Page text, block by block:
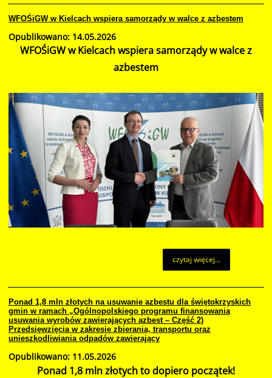
WFOŚiGW w Kielcach wspiera samorządy w walce z azbestem
Opublikowano: 14.05.2026
WFOŚiGW w Kielcach wspiera samorządy w walce z
azbestem
czytaj więcej...
Ponad 1,8 mln złotych na usuwanie azbestu dla świętokrzyskich
gmin w ramach „Ogólnopolskiego programu finansowania
usuwania wyrobów zawierających azbest – Część 2)
Przedsięwzięcia w zakresie zbierania, transportu oraz
unieszkodliwiania odpadów zawierający
Opublikowano: 11.05.2026
Ponad 1,8 mln złotych to dopiero początek!